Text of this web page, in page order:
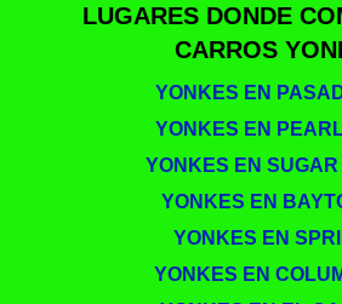
LUGARES DONDE
CARROS
YONKES EN
YONKES EN
YONKES EN
YONKES EN
YONKES EN
YONKES EN